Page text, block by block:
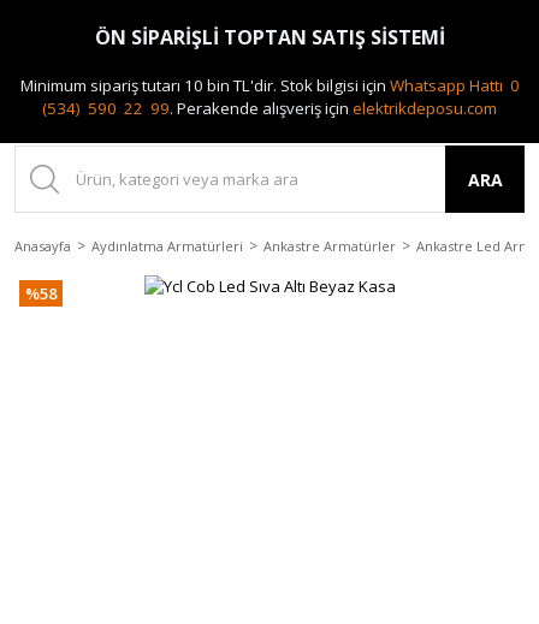
0(212) 240 87 88
ARA
Anasayfa Aydınlatma Armatürleri Ankastre Armatürler Ankastre Led
%58
ÖN SİPARİŞLİ TOPTAN SATIŞ SİSTEMİ
Minimum sipariş tutarı 10 bin TL'dir. Stok bilgisi için Whatsapp Hattı 0
(534) 590 22 99. Perakende alışveriş için elektrikdeposu.com